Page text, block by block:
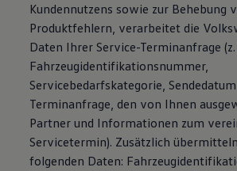
Kundennutzens sowie zur Behebung
Produktfehlern, verarbeitet die
Daten Ihrer Service-Terminanfrage (z.
Fahrzeugidentifikationsnummer,
Servicebedarfskategorie,
Terminanfrage, den von Ihnen
Partner und Informationen zum
Servicetermin). Zusätzlich
folgenden Daten: